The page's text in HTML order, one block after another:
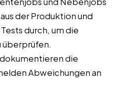
der Produktion und
durch, um die
überprüfen.
die
Abweichungen an